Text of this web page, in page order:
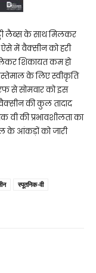
लैब्स के साथ मिलकर
ऐसे में वैक्सीन को हरी
शिकायत कम हो
के लिए स्वीकृति
से सोमवार को इस
की कुल तादाद
वी की प्रभावशीलता का
के आंकड़ों को जारी
स्पूतनिक-वी